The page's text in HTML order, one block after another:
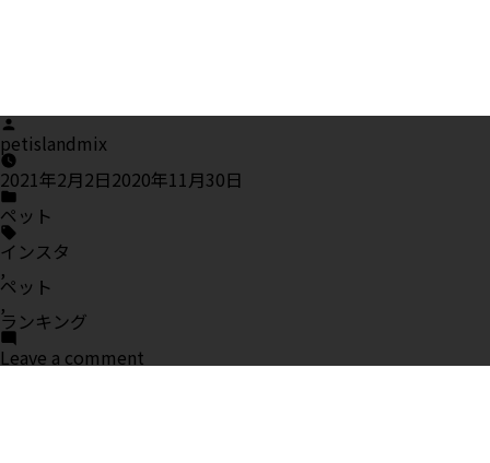
Posted
by
petislandmix
2021年2月2日2020年11月30日
Posted
in
ペット
Tags:
インスタ
,
ペット
,
ランキング
Leave a comment
毎